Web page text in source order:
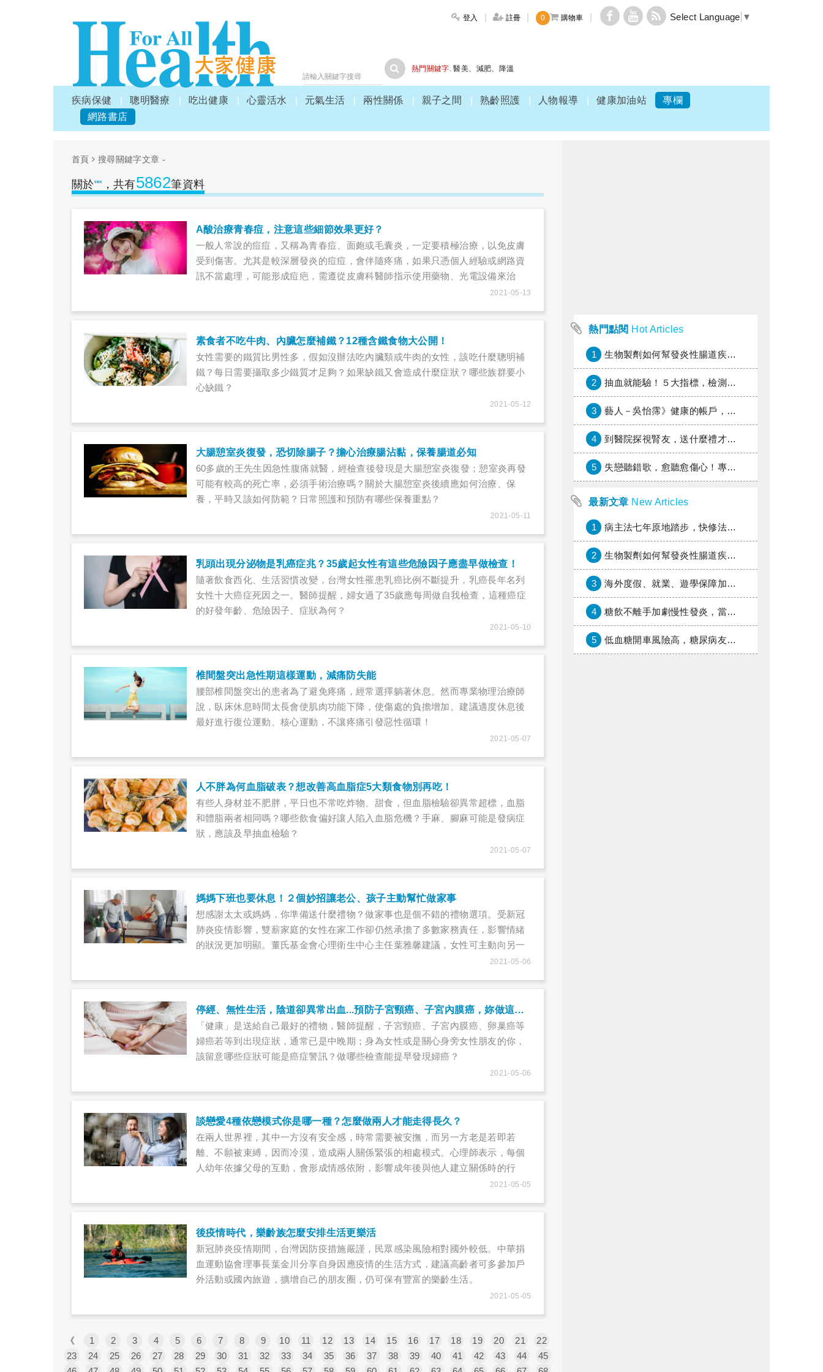
登入 註冊 0 購物車 Select Language ▼
熱門關鍵字. 醫美、 減肥、 降溫
疾病保健 聰明醫療 吃出健康 心靈活水 元氣生活 兩性關係 親子之間 熟齡照護 人物報導 健康加油站
專欄
網路書店
首頁 搜尋關鍵字文章 -
關於"" ，共有5862筆資料
A酸治療青春痘，注意這些細節效果更好？
一般人常說的痘痘，又稱為青春痘、面皰或毛囊炎，一定要積極治療，以免皮膚
受到傷害。尤其是較深層發炎的痘痘，會伴隨疼痛，如果只憑個人經驗或網路資
訊不當處理，可能形成痘疤，需遵從皮膚科醫師指示使用藥物、光電設備來治
2021-05-13
素食者不吃牛肉、內臟怎麼補鐵？12種含鐵食物大公開！
女性需要的鐵質比男性多，假如沒辦法吃內臟類或牛肉的女性，該吃什麼聰明補
鐵？每日需要攝取多少鐵質才足夠？如果缺鐵又會造成什麼症狀？哪些族群要小
心缺鐵？
2021-05-12
大腸憩室炎復發，恐切除腸子？擔心治療腸沾黏，保養腸道必知
60多歲的王先生因急性腹痛就醫，經檢查後發現是大腸憩室炎復發；憩室炎再發
可能有較高的死亡率，必須手術治療嗎？關於大腸憩室炎後續應如何治療、保
養，平時又該如何防範？日常照護和預防有哪些保養重點？
2021-05-11
乳頭出現分泌物是乳癌症兆？35歲起女性有這些危險因子應盡早做檢查！
隨著飲食西化、生活習慣改變，台灣女性罹患乳癌比例不斷提升，乳癌長年名列
女性十大癌症死因之一。醫師提醒，婦女過了35歲應每周做自我檢查，這種癌症
的好發年齡、危險因子、症狀為何？
2021-05-10
椎間盤突出急性期這樣運動，減痛防失能
腰部椎間盤突出的患者為了避免疼痛，經常選擇躺著休息。然而專業物理治療師
說，臥床休息時間太長會使肌肉功能下降，使傷處的負擔增加。建議適度休息後
最好進行復位運動、核心運動，不讓疼痛引發惡性循環！
2021-05-07
人不胖為何血脂破表？想改善高血脂症5大類食物別再吃！
有些人身材並不肥胖，平日也不常吃炸物、甜食，但血脂檢驗卻異常超標，血脂
和體脂兩者相同嗎？哪些飲食偏好讓人陷入血脂危機？手麻、腳麻可能是發病症
狀，應該及早抽血檢驗？
2021-05-07
媽媽下班也要休息！２個妙招讓老公、孩子主動幫忙做家事
想感謝太太或媽媽，你準備送什麼禮物？做家事也是個不錯的禮物選項。受新冠
肺炎疫情影響，雙薪家庭的女性在家工作卻仍然承擔了多數家務責任，影響情緒
的狀況更加明顯。董氏基金會心理衛生中心主任葉雅馨建議，女性可主動向另一
半表達劃分家務的期待，並用漸進式鼓勵法，更能有效分擔家務重擔，又不失家
2021-05-06
停經、無性生活，陰道卻異常出血...預防子宮頸癌、子宮內膜癌，妳做這些檢查了嗎？
「健康」是送給自己最好的禮物，醫師提醒，子宮頸癌、子宮內膜癌、卵巢癌等
婦癌若等到出現症狀，通常已是中晚期；身為女性或是關心身旁女性朋友的你，
該留意哪些症狀可能是癌症警訊？做哪些檢查能提早發現婦癌？
2021-05-06
談戀愛4種依戀模式你是哪一種？怎麼做兩人才能走得長久？
在兩人世界裡，其中一方沒有安全感，時常需要被安撫，而另一方老是若即若
離、不願被束縛，因而冷漠，造成兩人關係緊張的相處模式。心理師表示，每個
人幼年依據父母的互動，會形成情感依附，影響成年後與他人建立關係時的行
為，分4種依戀模式：安全型依戀、焦慮型依戀、逃避型依戀和混亂型依戀。
2021-05-05
後疫情時代，樂齡族怎麼安排生活更樂活
新冠肺炎疫情期間，台灣因防疫措施嚴謹，民眾感染風險相對國外較低。中華捐
血運動協會理事長葉金川分享自身因應疫情的生活方式，建議高齡者可多參加戶
外活動或國內旅遊，擴增自己的朋友圈，仍可保有豐富的樂齡生活。
2021-05-05
《 1 2 3 4 5 6 7 8 9 10 11 12 13 14 15 16 17 18 19 20 21
22
23
24 25 26 27 28 29 30 31 32 33 34 35 36 37 38 39 40 41 42 43 44
45
熱門點閱 Hot Articles
1 生物製劑如何幫發炎性腸道疾病患者抗潰瘍？治療進展與健保給付困境一次看
2 抽血就能驗！５大指標，檢測身體是否發炎
3 藝人－吳怡霈》健康的帳戶，年輕時別提光
4 到醫院探視腎友，送什麼禮才好？
5 失戀聽錯歌，愈聽愈傷心！專家教你挑對療傷情歌
最新文章 New Articles
1 病主法七年原地踏步，快修法讓病人自主決定善終
2 生物製劑如何幫發炎性腸道疾病患者抗潰瘍？治療進展與健保給付困境一次看
3 海外度假、就業、遊學保障加倍，富邦產險「一期逐夢」專案加碼遠距醫療與緊急救援
4 糖飲不離手加劇慢性發炎，當心老化與慢性病提早報到
5 低血糖開車風險高，糖尿病友上路必學的安全守則